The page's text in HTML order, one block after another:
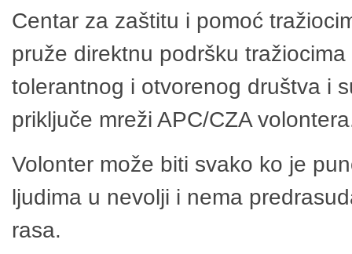
Centar za zaštitu i pomoć
pruže direktnu podršku
tolerantnog i otvorenog društva i
priključe mreži APC/CZA
Volonter može biti svako ko je
ljudima u nevolji i nema
rasa.